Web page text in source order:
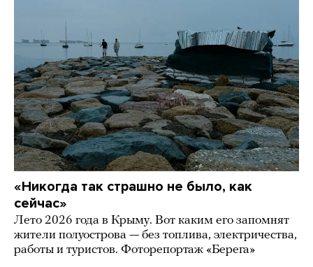
«Никогда так страшно не было, как
сейчас»
Лето 2026 года в Крыму. Вот каким его запомнят
жители полуострова — без топлива, электричества,
работы и туристов. Фоторепортаж «Берега»